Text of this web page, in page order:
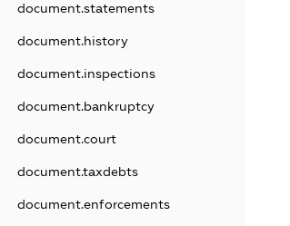
document.statements
document.history
document.inspections
document.bankruptcy
document.court
document.taxdebts
document.enforcements